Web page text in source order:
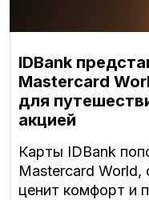
IDBank
Mastercard
для
акцией
Карты IDBank
Mastercard World,
ценит комфорт и